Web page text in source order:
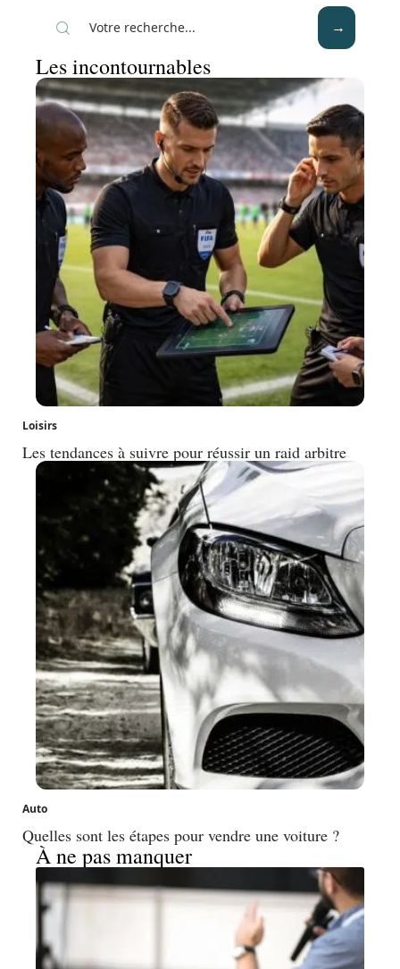
Les incontournables
Loisirs
Les tendances à suivre pour réussir un raid arbitre
Auto
Quelles sont les étapes pour vendre une voiture ?
À ne pas manquer